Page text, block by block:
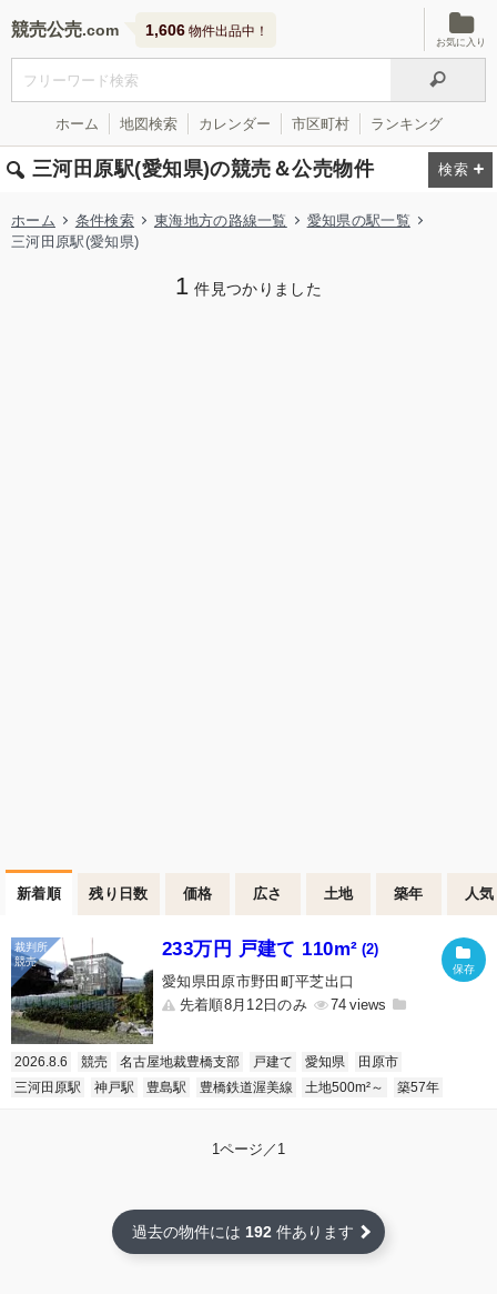
競売公売 1,606 物件出品中！
お気に入り
ホーム 地図検索 カレンダー 市区町村 ランキング
三河田原駅(愛知県)の競売＆公売物件
ホーム 条件検索 東海地方の路線一覧
愛知県の駅一覧
三河田原駅(愛知県)
1 件見つかりました
新着順 残り日数 価格 広さ 土地 築年 人気
233万円 戸建て 110m² (2)
愛知県田原市野田町平芝出口
先着順8月12日のみ
74
2026.8.6 競売 名古屋地裁豊橋支部 戸建て 愛知県
田原市
三河田原駅
神戸駅 豊島駅 豊橋鉄道渥美線 土地500m²～ 築57年
1ページ／1
過去の物件には 192 件あります